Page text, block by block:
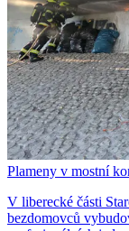
Plameny v mostní
V liberecké části
bezdomovců